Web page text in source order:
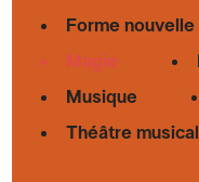
Forme nouvelle
Magie
Musique
Théâtre musical